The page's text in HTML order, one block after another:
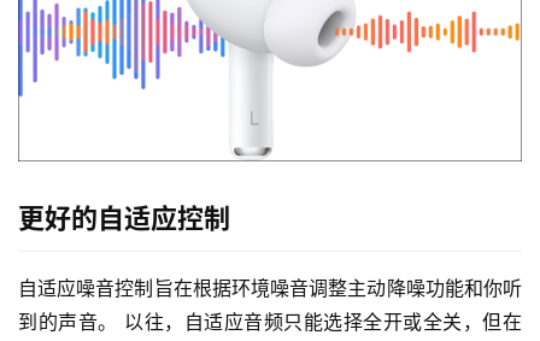
更好的自适应控制
自适应噪音控制旨在根据环境噪音调整主动降噪功能和你听
到的声音。 以往，自适应音频只能选择全开或全关，但在